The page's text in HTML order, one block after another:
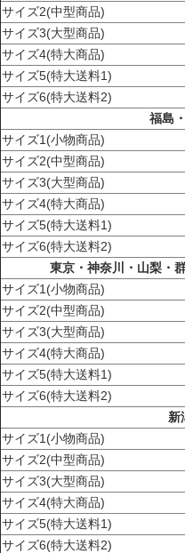
サイズ2(中型商品)
サイズ3(大型商品)
サイズ4(特大商品)
サイズ5(特大送料1)
サイズ6(特大送料2)
福島
サイズ1(小物商品)
サイズ2(中型商品)
サイズ3(大型商品)
サイズ4(特大商品)
サイズ5(特大送料1)
サイズ6(特大送料2)
東京・神奈川・山梨・
サイズ1(小物商品)
サイズ2(中型商品)
サイズ3(大型商品)
サイズ4(特大商品)
サイズ5(特大送料1)
サイズ6(特大送料2)
新
サイズ1(小物商品)
サイズ2(中型商品)
サイズ3(大型商品)
サイズ4(特大商品)
サイズ5(特大送料1)
サイズ6(特大送料2)